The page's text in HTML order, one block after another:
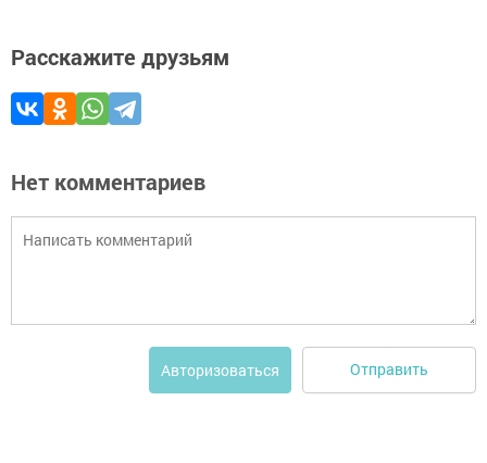
Расскажите друзьям
Нет комментариев
Авторизоваться Отправить